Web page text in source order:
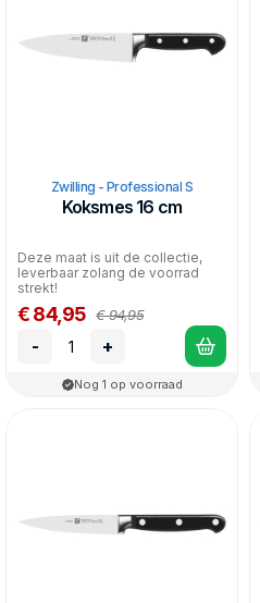
Zwilling - Professional S
Koksmes 16 cm
Deze maat is uit de collectie,
leverbaar zolang de voorrad
strekt!
€ 84,95 € 94,95
- +
Nog 1 op voorraad